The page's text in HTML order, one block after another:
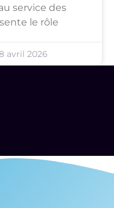
service des
le rôle
avril 2026